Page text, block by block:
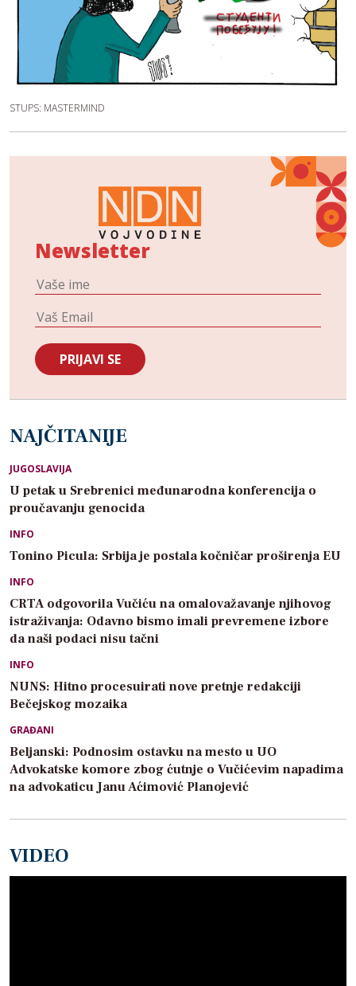
STUPS: MASTERMIND
Newsletter
NAJČITANIJE
JUGOSLAVIJA
U petak u Srebrenici međunarodna konferencija o
proučavanju genocida
INFO
Tonino Picula: Srbija je postala kočničar proširenja EU
INFO
CRTA odgovorila Vučiću na omalovažavanje njihovog
istraživanja: Odavno bismo imali prevremene izbore
da naši podaci nisu tačni
INFO
NUNS: Hitno procesuirati nove pretnje redakciji
Bečejskog mozaika
GRAĐANI
Beljanski: Podnosim ostavku na mesto u UO
Advokatske komore zbog ćutnje o Vučićevim napadima
na advokaticu Janu Aćimović Planojević
VIDEO